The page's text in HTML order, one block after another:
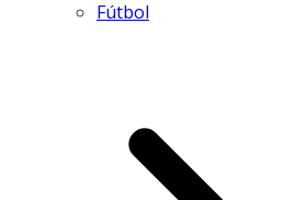
Fútbol